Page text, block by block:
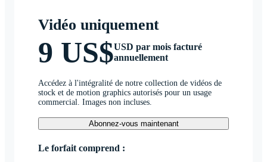
Vidéo uniquement
9 US$USD par mois facturé
annuellement
Accédez à l'intégralité de notre collection de vidéos de
stock et de motion graphics autorisés pour un usage
commercial. Images non incluses.
Abonnez-vous maintenant
Le forfait comprend :